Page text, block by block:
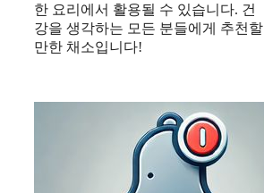
한 요리에서 활용될 수 있습니다. 건
강을 생각하는 모든 분들에게 추천할
만한 채소입니다!